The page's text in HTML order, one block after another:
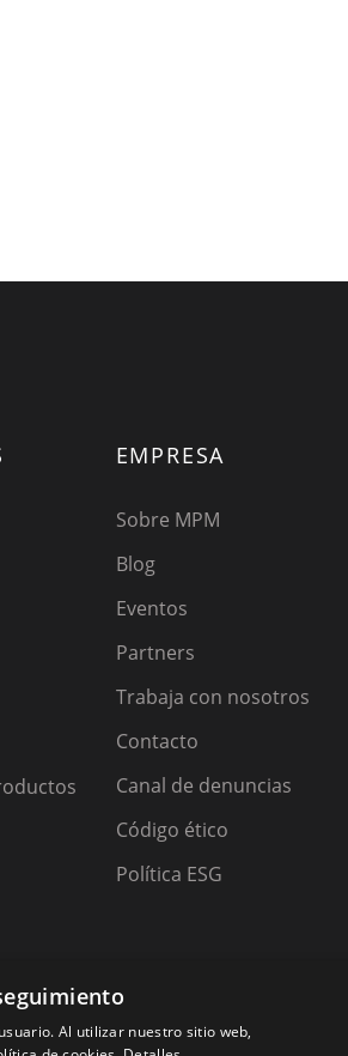
EMPRESA
Sobre MPM
Blog
Eventos
Partners
Trabaja con nosotros
Contacto
Canal de denuncias
Código ético
Política ESG
Al utilizar nuestro sitio web,